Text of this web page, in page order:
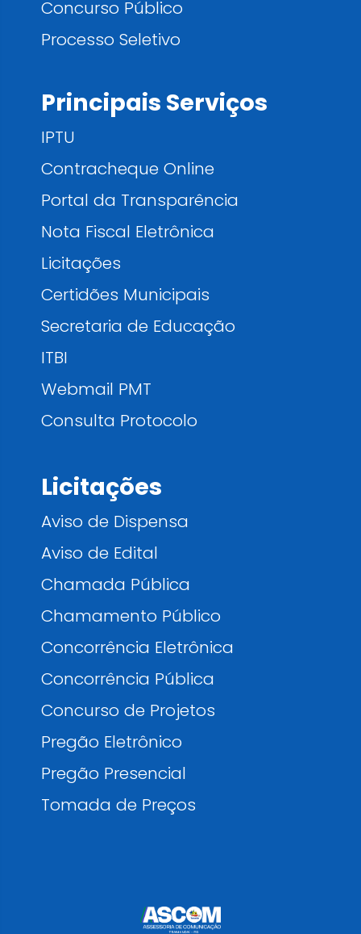
Concurso Público
Processo Seletivo
Principais Serviços
IPTU
Contracheque Online
Portal da Transparência
Nota Fiscal Eletrônica
Licitações
Certidões Municipais
Secretaria de Educação
ITBI
Webmail PMT
Consulta Protocolo
Licitações
Aviso de Dispensa
Aviso de Edital
Chamada Pública
Chamamento Público
Concorrência Eletrônica
Concorrência Pública
Concurso de Projetos
Pregão Eletrônico
Pregão Presencial
Tomada de Preços